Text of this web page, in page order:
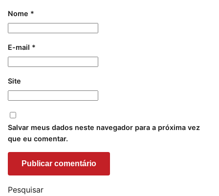
Nome *
E-mail *
Site
Salvar meus dados neste navegador para a próxima vez
que eu comentar.
Pesquisar